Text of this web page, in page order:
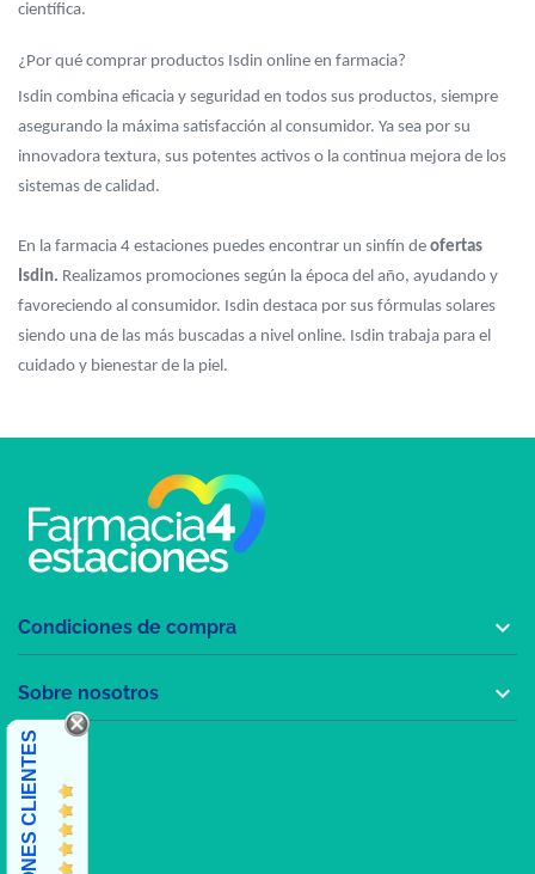
científica.
¿Por qué comprar productos Isdin online en farmacia?
Isdin combina eficacia y seguridad en todos sus productos, siempre
asegurando la máxima satisfacción al consumidor. Ya sea por su
innovadora textura, sus potentes activos o la continua mejora de los
sistemas de calidad.
En la farmacia 4 estaciones puedes encontrar un sinfín de ofertas
Isdin. Realizamos promociones según la época del año, ayudando y
favoreciendo al consumidor. Isdin destaca por sus fórmulas solares
siendo una de las más buscadas a nivel online. Isdin trabaja para el
cuidado y bienestar de la piel.
Condiciones de compra 
Sobre nosotros 